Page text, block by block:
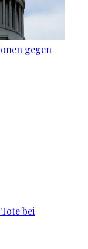
gegen
bei